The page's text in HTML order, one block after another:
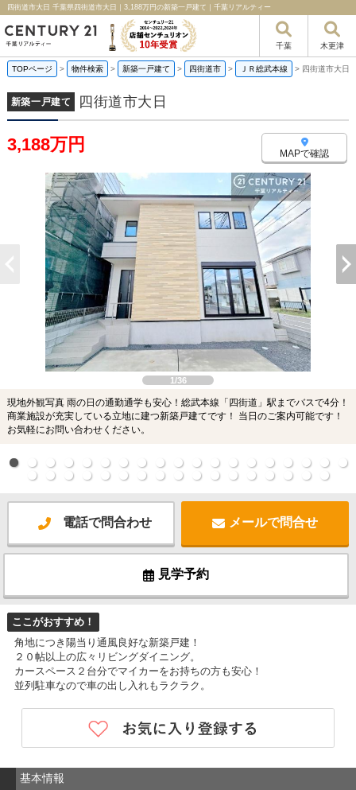
四街道市大日 千葉県四街道市大日｜3,188万円の新築一戸建て｜千葉リアルティー
千葉 木更津
TOPページ > 物件検索 > 新築一戸建て > 四街道市 > ＪＲ総武本線 > 四街道市大日
新築一戸建て 四街道市大日
3,188万円 MAPで確認
1/36
現地外観写真 雨の日の通勤通学も安心！総武本線「四街道」駅までバスで4分！
商業施設が充実している立地に建つ新築戸建てです！ 当日のご案内可能です！
お気軽にお問い合わせください。
電話で問合わせ メールで問合せ
見学予約
ここがおすすめ！
角地につき陽当り通風良好な新築戸建！
２０帖以上の広々リビングダイニング。
カースペース２台分でマイカーをお持ちの方も安心！
並列駐車なので車の出し入れもラクラク。
基本情報